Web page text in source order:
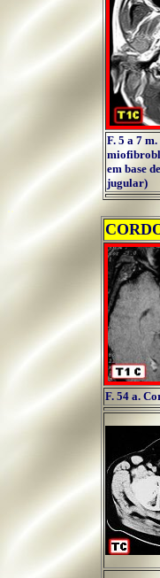
F. 5 a 7
em base
jugular)
..
F. 54 a.